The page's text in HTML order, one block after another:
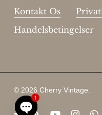
Kontakt Os
Handelsbetingelser
© 2026 Cherry Vintage.
1